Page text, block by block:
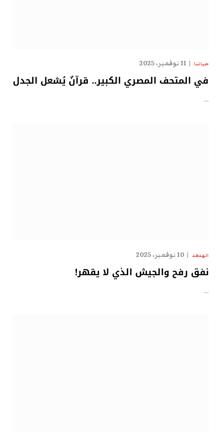
حياتنا 11 نوفمبر، 2025
في المتحف المصري الكبير.. قرآنٌ يُشعل الجدل
…
الهدهد 10 نوفمبر، 2025
نفق رفح والجيش الذي لا يقهر!
…